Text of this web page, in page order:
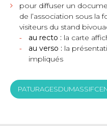
pour diffuser un
de l’association sous la
visiteurs du stand
au recto : la carte
au verso : la
impliqués